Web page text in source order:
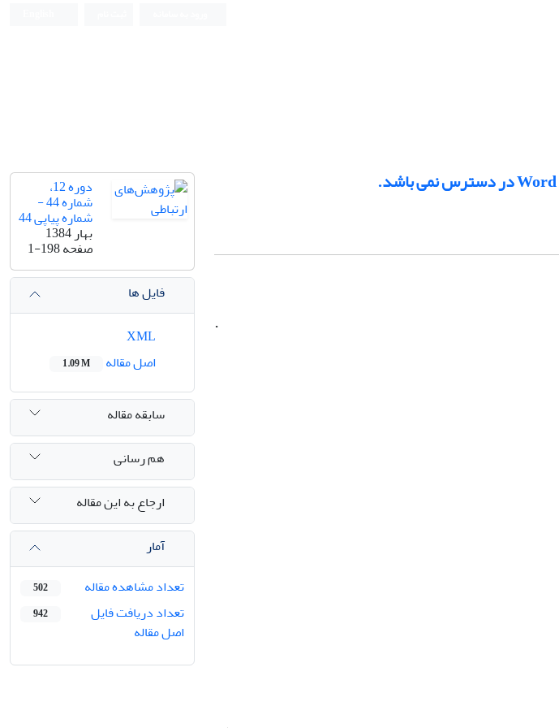
.
دوره 12،
شماره 44 -
شماره پیاپی 44
بهار 1384
صفحه1-198
فایل ها
اصل مقاله
1.09 M
سابقه مقاله
هم رسانی
ارجاع به این مقاله
آمار
تعداد مشاهده مقاله
502
تعداد دریافت فایل
اصل مقاله
942